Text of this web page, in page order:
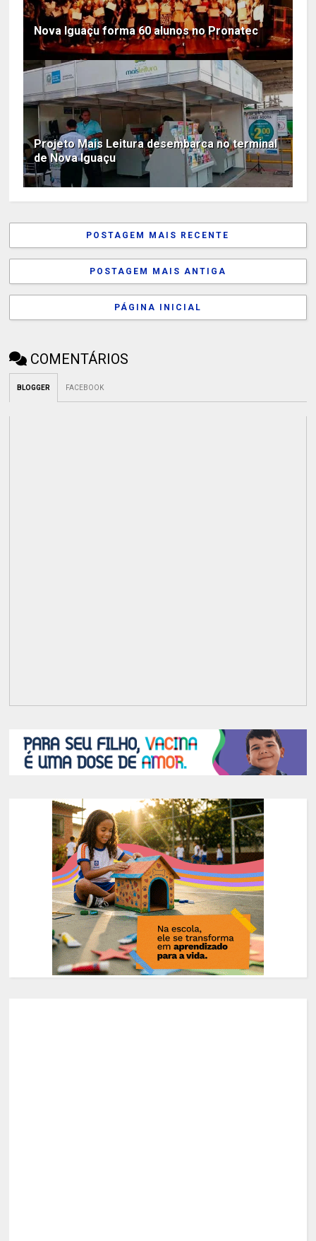
Nova Iguaçu forma 60 alunos no Pronatec
Projeto Mais Leitura desembarca no terminal
de Nova Iguaçu
POSTAGEM MAIS RECENTE
POSTAGEM MAIS ANTIGA
PÁGINA INICIAL
COMENTÁRIOS
BLOGGER FACEBOOK